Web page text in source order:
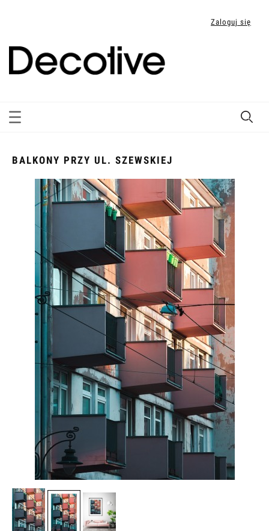
Zaloguj się
BALKONY PRZY UL. SZEWSKIEJ